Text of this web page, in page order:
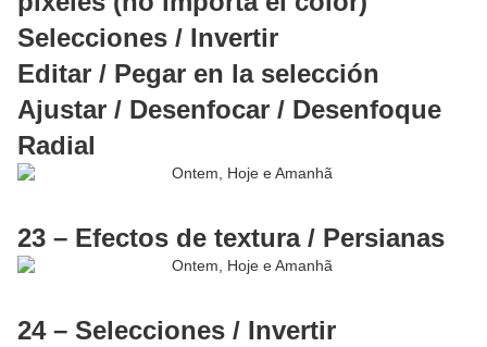
Selecciones / Invertir
Editar / Pegar en la selección
Ajustar / Desenfocar / Desenfoque
Radial
23 – Efectos de textura / Persianas
24 – Selecciones / Invertir